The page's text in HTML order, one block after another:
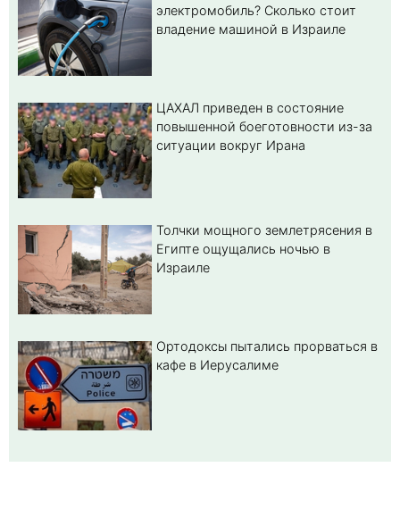
электромобиль? Cколько стоит
владение машиной в Израиле
ЦАХАЛ приведен в состояние
повышенной боеготовности из-за
ситуации вокруг Ирана
Толчки мощного землетрясения в
Египте ощущались ночью в
Израиле
Ортодоксы пытались прорваться в
кафе в Иерусалиме